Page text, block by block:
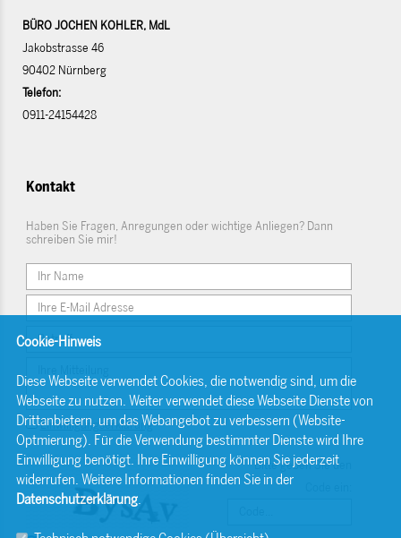
BÜRO JOCHEN KOHLER, MdL
Jakobstrasse 46
90402 Nürnberg
Telefon:
0911-24154428
Kontakt
Haben Sie Fragen, Anregungen oder wichtige Anliegen? Dann
schreiben Sie mir!
Einwilligungserklärung
Bitte geben Sie den
Cookie-Hinweis
Diese Webseite verwendet Cookies, die notwendig sind, um die
Webseite zu nutzen. Weiter verwendet diese Webseite Dienste von
Drittanbietern, um das Webangebot zu verbessern (Website-
Optmierung). Für die Verwendung bestimmter Dienste wird Ihre
Einwilligung benötigt. Ihre Einwilligung können Sie jederzeit
widerrufen. Weitere Informationen finden Sie in der
Datenschutzerklärung.